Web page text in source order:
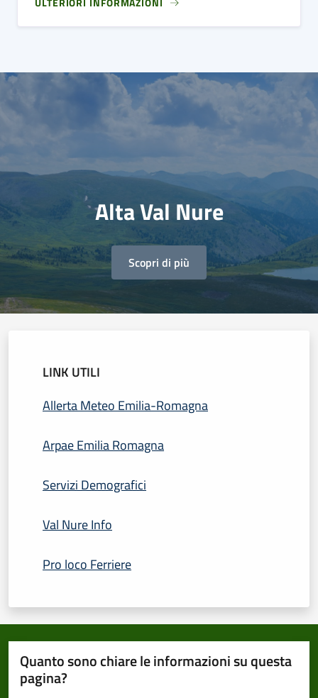
Alta Val Nure
Scopri di più
LINK UTILI
Allerta Meteo Emilia-Romagna
Arpae Emilia Romagna
Servizi Demografici
Val Nure Info
Pro loco Ferriere
Quanto sono chiare le informazioni su questa
pagina?